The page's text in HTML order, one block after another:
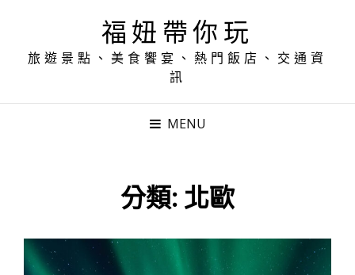
福妞帶你玩
旅遊景點、美食饗宴、熱門飯店、交通資
訊
MENU
分類: 北歐